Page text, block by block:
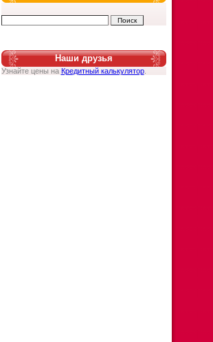
Наши друзья
Узнайте цены на Кредитный калькулятор.